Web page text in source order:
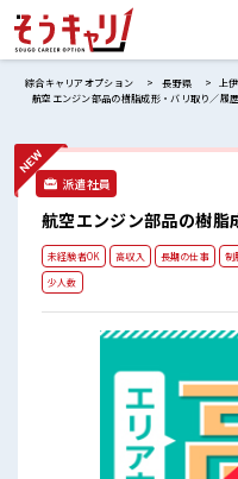
綜合キャリアオプション 長野県
上
航空エンジン部品の樹脂成形・バリ取り／履
派遣社員
航空エンジン部品の樹脂
未経験者OK 高収入 長期の仕事 制
少人数